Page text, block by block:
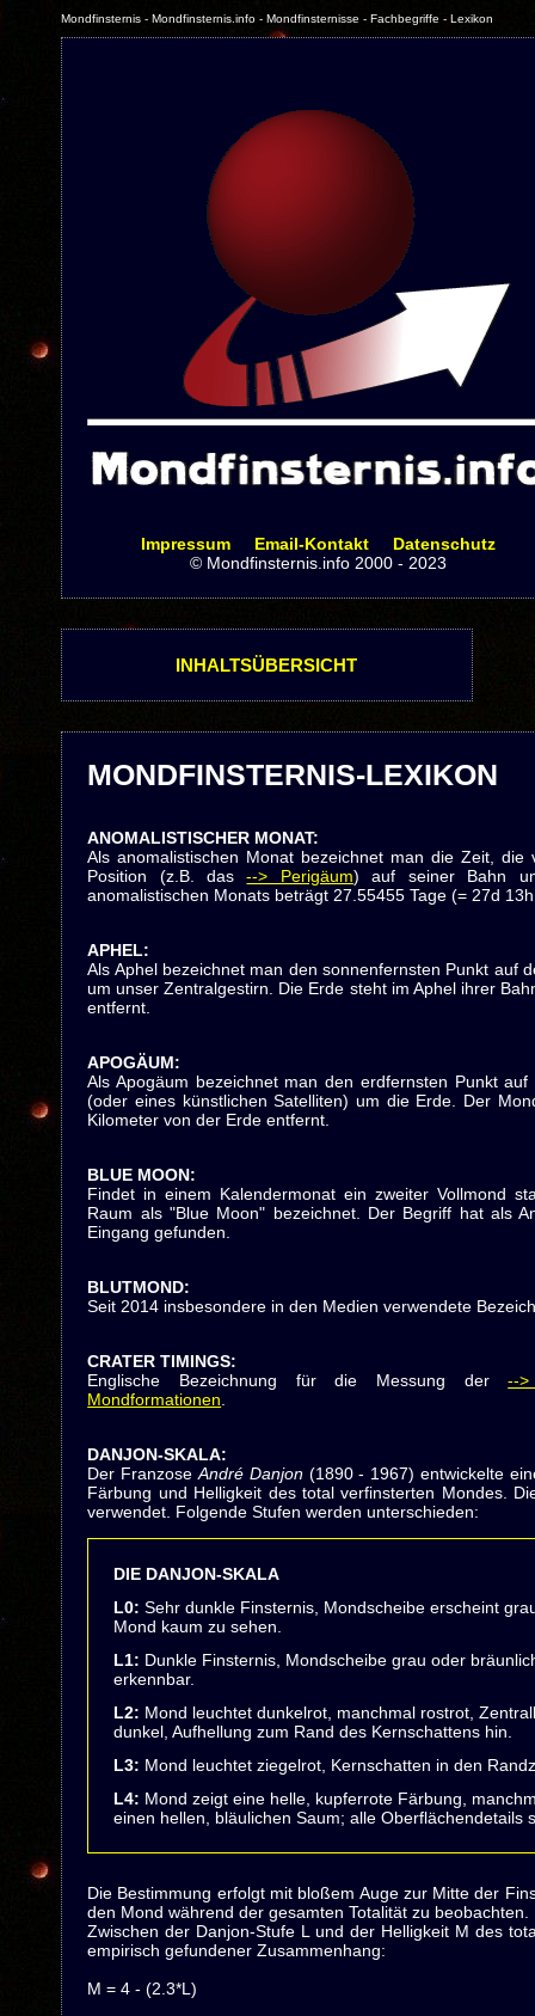
Mondfinsternis - Mondfinsternis.info - Mondfinsternisse - Fachbegriffe - Lexikon
Impressum Email-Kontakt
Datenschutz
© Mondfinsternis.info 2000 - 2023
INHALTSÜBERSICHT
MONDFINSTERNIS-LEXIKON
ANOMALISTISCHER MONAT:
Als anomalistischen Monat bezeichnet man die Zeit,
Position (z.B. das--> Perigäum) auf seiner Bahn
anomalistischen Monats beträgt 27.55455 Tage (= 27d
APHEL:
Als Aphel bezeichnet man den sonnenfernsten Punkt auf
um unser Zentralgestirn. Die Erde steht im Aphel ihrer
entfernt.
APOGÄUM:
Als Apogäum bezeichnet man den erdfernsten Punkt
(oder eines künstlichen Satelliten) um die Erde. Der
Kilometer von der Erde entfernt.
BLUE MOON:
Findet in einem Kalendermonat ein zweiter Vollmond
Raum als "Blue Moon" bezeichnet. Der Begriff hat als
Eingang gefunden.
BLUTMOND:
Seit 2014 insbesondere in den Medien verwendete
CRATER TIMINGS:
Englische Bezeichnung für die Messung der-->
Mondformationen
DANJON-SKALA:
Der Franzose André Danjon(1890 - 1967) entwickelte
Färbung und Helligkeit des total verfinsterten Mondes.
verwendet. Folgende Stufen werden unterschieden:
DIE DANJON-SKALA
L0: Sehr dunkle Finsternis, Mondscheibe erscheint
Mond kaum zu sehen.
L1: Dunkle Finsternis, Mondscheibe grau oder
erkennbar.
L2: Mond leuchtet dunkelrot, manchmal rostrot,
dunkel, Aufhellung zum Rand des Kernschattens hin.
L3: Mond leuchtet ziegelrot, Kernschatten in den
L4: Mond zeigt eine helle, kupferrote Färbung,
einen hellen, bläulichen Saum; alle Oberflächendetails
Die Bestimmung erfolgt mit bloßem Auge zur Mitte der
den Mond während der gesamten Totalität zu beobachten.
Zwischen der Danjon-Stufe L und der Helligkeit M des
empirisch gefundener Zusammenhang:
M = 4 - (2.3*L)